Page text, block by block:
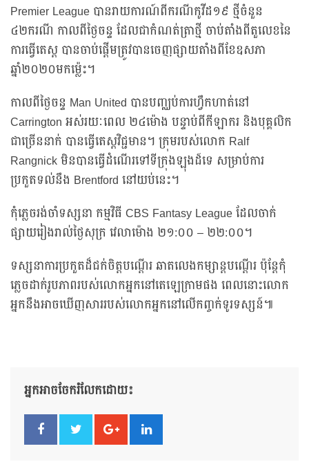
Premier League បានរាយការណ៍ពីករណីកូវីដ១៩ ថ្មីចំនួន
៤២ករណី កាលពីថ្ងៃចន្ទ ដែលជាកំណត់ត្រាថ្មី ចាប់តាំងពីតួលេខនៃ
ការធ្វើតេស្ត បានចាប់ផ្តើមត្រូវបានចេញផ្សាយតាំងពីខែឧសភា
ឆ្នាំ២០២០មកម្ល៉េះ។
កាលពីថ្ងៃចន្ទ Man United បានបញ្ឈប់ការហ្វឹកហាត់នៅ
Carrington អស់រយៈពេល ២៤ម៉ោង បន្ទាប់ពីកីឡាករ និងបុគ្គលិក
ជាច្រើននាក់ បានធ្វើតេស្តវិជ្ជមាន។ ក្រុមរបស់លោក Ralf
Rangnick មិនបានធ្វើដំណើរទៅទីក្រុងឡុងដ៍ទេ សម្រាប់ការ
ប្រកួតទល់នឹង Brentford នៅយប់នេះ។
កុំភ្លេចរង់ចាំទស្សនា កម្មវិធី CBS Fantasy League ដែលចាក់
ផ្សាយរៀងរាល់ថ្ងៃសុក្រ វេលាម៉ោង ២១:០០ – ២២:០០។
ទស្សនាការប្រកួតដ៏ជក់ចិត្តបណ្តើរ ឆាតលេងកម្សាន្តបណ្តើរ ប៉ុន្តែកុំ
ភ្លេចដាក់រូបភាពរបស់លោកអ្នកនៅតេឡេក្រាមផង ពេលនោះលោក
អ្នកនឹងអាចឃើញសាររបស់លោកអ្នកនៅលើកញ្ចក់ទូរទស្សន៍៕
អ្នកអាចចែករំលែកដោយ៖